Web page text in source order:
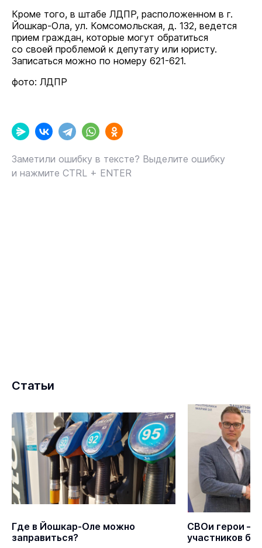
Кроме того, в штабе ЛДПР, расположенном в г.
Йошкар-Ола, ул. Комсомольская, д. 132, ведется
прием граждан, которые могут обратиться
со своей проблемой к депутату или юристу.
Записаться можно по номеру 621-621.
фото: ЛДПР
Заметили ошибку в тексте? Выделите ошибку
и нажмите CTRL + ENTER
Статьи
Где в Йошкар-Оле можно
заправиться?
СВОи герои –
участников